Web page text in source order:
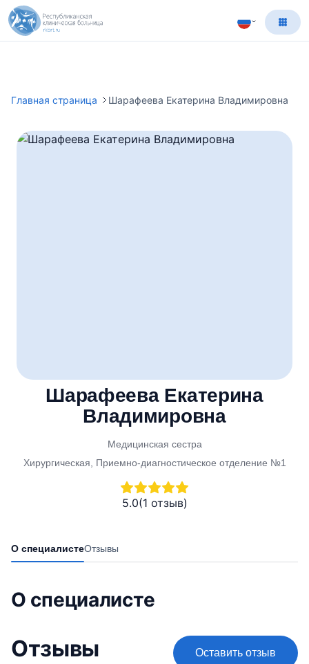
Главная страница Шарафеева Екатерина Владимировна
Шарафеева Екатерина
Владимировна
Медицинская сестра
Хирургическая, Приемно-диагностическое отделение №1
5.0(1 отзыв)
О специалистеОтзывы
О специалисте
Отзывы Оставить отзыв